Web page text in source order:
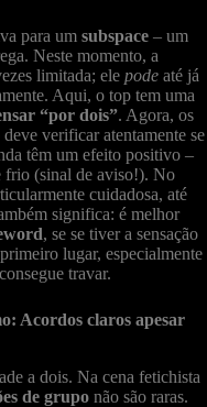
para um subspace – um
Neste momento, a
limitada; ele pode até já
Aqui, o top tem uma
“por dois”. Agora, os
verificar atentamente se
têm um efeito positivo –
frio (sinal de aviso!). No
cuidadosa, até
significa: é melhor
, se se tiver a sensação
lugar, especialmente
travar.
Acordos claros apesar
a dois. Na cena fetichista
de grupo não são raras.